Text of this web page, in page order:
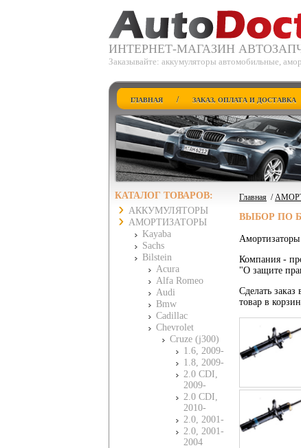
ИНТЕРНЕТ-МАГАЗИН
Заказывайте: аккумуляторы автомобильные,
ГЛАВНАЯ / ЗАКАЗ, ОПЛАТА И ДОСТАВКА
КАТАЛОГ ТОВАРОВ:
АККУМУЛЯТОРЫ
АМОРТИЗАТОРЫ
Kayaba
Sachs
Bilstein
Acura
Alfa Romeo
Audi
Bmw
Cadillac
Chevrolet
Cruze (j300)
1.6, 2009-
1.8, 2009-
2.0 CDI,
2009-
2.0 CDI,
2010-
2.0, 2001-
2.0, 2001-
2004
Главная /
ВЫБОР ПО
Компания -
"О защите
Сделать
товар в